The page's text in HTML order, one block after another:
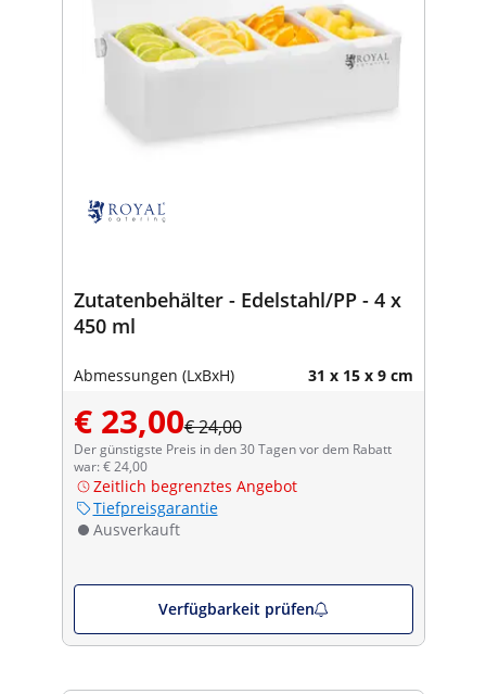
Zutatenbehälter - Edelstahl/PP - 4 x
450 ml
Abmessungen (LxBxH) 31 x 15 x 9 cm
€ 23,00€ 24,00
Der günstigste Preis in den 30 Tagen vor dem Rabatt
war: € 24,00
Zeitlich begrenztes Angebot
Tiefpreisgarantie
Ausverkauft
Verfügbarkeit prüfen